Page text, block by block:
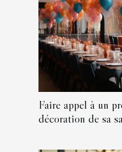
Faire appel à un
décoration de sa